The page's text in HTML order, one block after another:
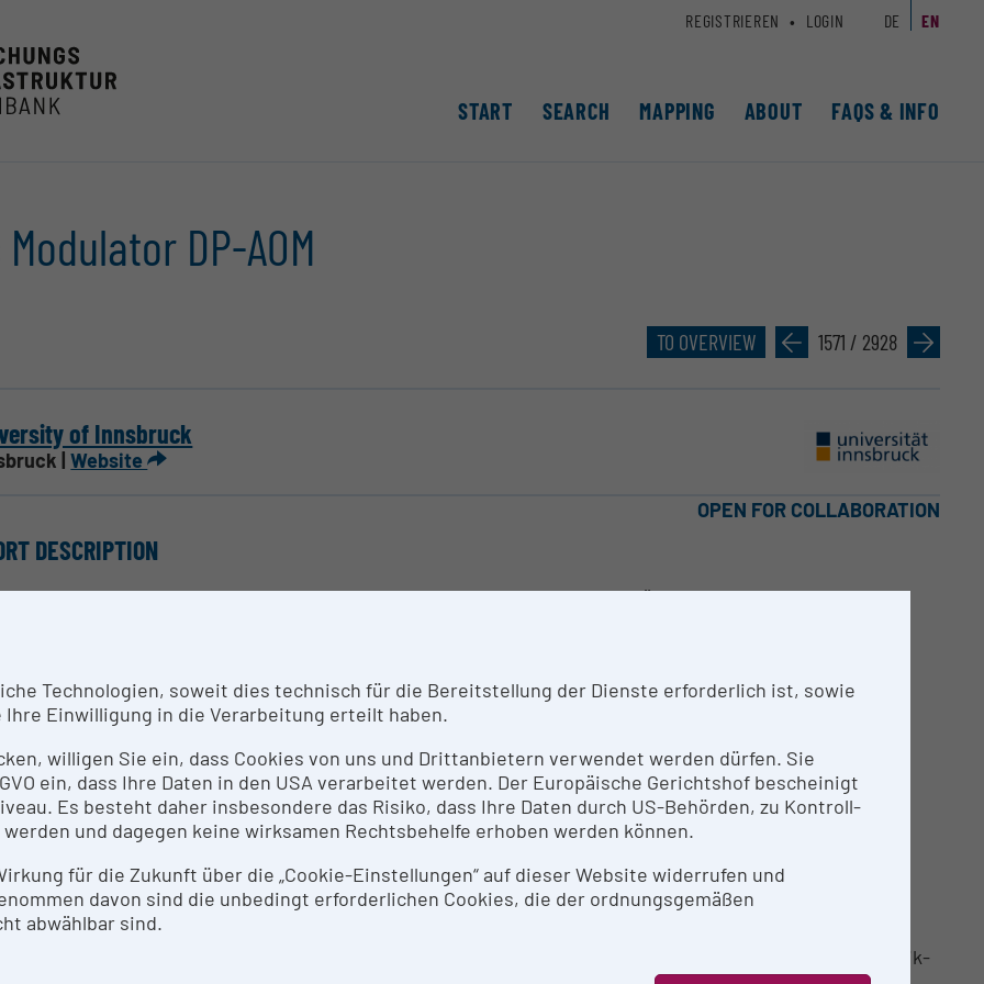
START SEARCH MAPPING ABOUT FAQS & INFO
REGISTRIEREN LOGIN DE EN
DP-AOM
TO OVERVIEW » 1571 / 2928 »
of Innsbruck
|Website
OPEN FOR COLLABORATION
DESCRIPTION
Modulator-Einheiten zur Erzeugung von Laserpulsen und präziser Einstellung von Phase,
PERSON
Rupprechter
SERVICES
ist "Open for Collaboration". Kommerzielle Kooperationen sind nicht möglich.
& EXPERTISE FOR RESEARCH INFRASTRUCTURE
akustooptischen Modulator-Einheiten werden zur präzisen Steuerung optischer Signale für Quantenoptik-
Technologien, soweit dies technisch für die Bereitstellung der Dienste erforderlich ist, sowie
Einwilligung in die Verarbeitung erteilt haben.
willigen Sie ein, dass Cookies von uns und Drittanbietern verwendet werden dürfen. Sie
ein, dass Ihre Daten in den USA verarbeitet werden. Der Europäische Gerichtshof bescheinigt
Es besteht daher insbesondere das Risiko, dass Ihre Daten durch US-Behörden, zu Kontroll-
und dagegen keine wirksamen Rechtsbehelfe erhoben werden können.
für die Zukunft über die „Cookie-Einstellungen“ auf dieser Website widerrufen und
davon sind die unbedingt erforderlichen Cookies, die der ordnungsgemäßen
abwählbar sind.